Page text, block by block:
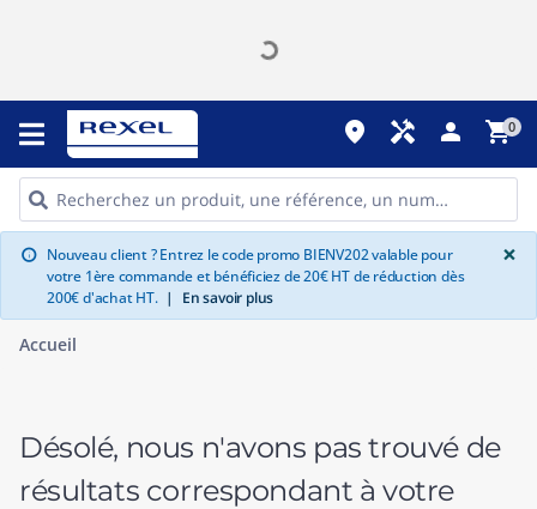
place handyman person shopping_cart0
info Nouveau client ? Entrez le code promo BIENV202 valable pour
votre 1ère commande et bénéficiez de 20€ HT de réduction dès
200€ d'achat HT. | En savoir plus
×
Accueil
Désolé, nous n'avons pas trouvé de
résultats correspondant à votre